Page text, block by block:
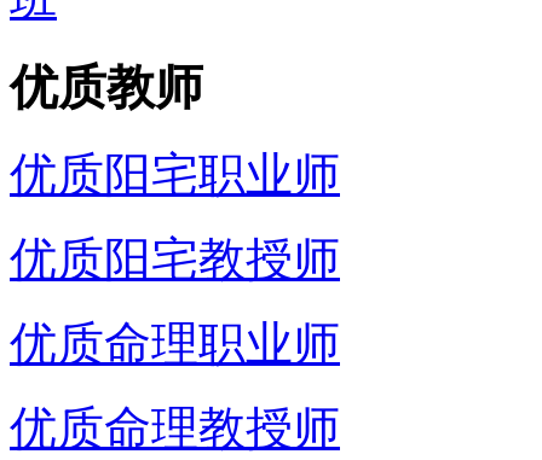
优质教师
优质阳宅职业师
优质阳宅教授师
优质命理职业师
优质命理教授师